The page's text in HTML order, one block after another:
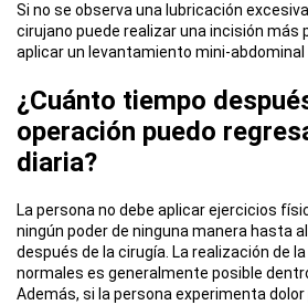
Si no se observa una lubricación
cirujano puede realizar una incisión más
aplicar un levantamiento mini-abdominal
¿Cuánto tiempo
operación puedo
diaria?
La persona no debe aplicar ejercicios
ningún poder de ninguna manera hasta
después de la cirugía. La realización de
normales es generalmente posible
Además, si la persona experimenta